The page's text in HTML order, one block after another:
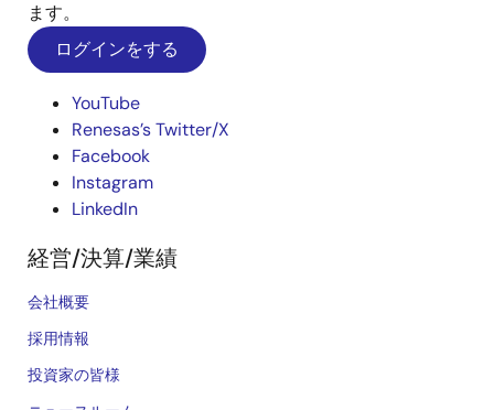
ます。
ログインをする
YouTube
Renesas’s Twitter/X
Facebook
Instagram
LinkedIn
経営/決算/業績
会社概要
採用情報
投資家の皆様